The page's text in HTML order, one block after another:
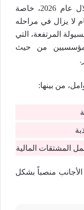
عودة تدريجية لاستثمارات الأجانب خلال عام 2026، خاصة
لا يزال في مراحله
المرتفعة، التي
من حيث
من بينها:
المشتقات المالية
منصباً بشكل